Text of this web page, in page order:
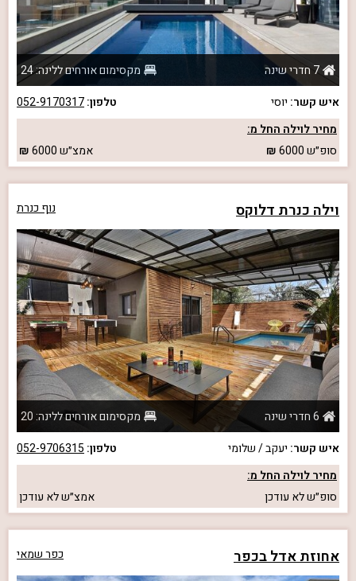
7 חדרי שינה
מקסימום אורחים ללינה: 24
איש קשר: יוסי טלפון:052-9170317
מחיר לוילה החל מ:
סופ״ש6000 אמצ״ש6000
וילה כנרת דלוקס נוף כנרת
6 חדרי שינה
מקסימום אורחים ללינה: 20
איש קשר: יעקב / שלומי טלפון: 052-9706315
מחיר לוילה החל מ:
סופ״שלא עודכן אמצ״שלא עודכן
אחוזת אדל בכפר כפר שמאי